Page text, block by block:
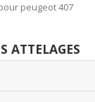
Attelages pour peugeot 407
ATTELAGES